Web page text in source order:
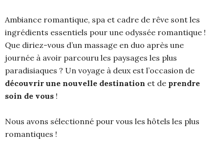
Ambiance romantique, spa et cadre de rêve sont les
ingrédients essentiels pour une odyssée romantique !
Que diriez-vous d’un massage en duo après une
journée à avoir parcouru les paysages les plus
paradisiaques ? Un voyage à deux est l’occasion de
découvrir une nouvelle destination et de prendre
soin de vous !
Nous avons sélectionné pour vous les hôtels les plus
romantiques !